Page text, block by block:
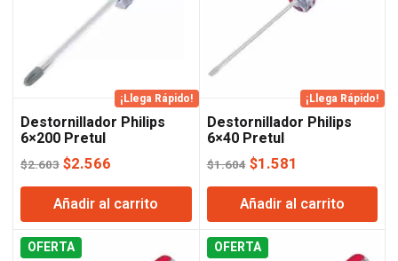
¡Llega Rápido!
Destornillador Philips
6×200 Pretul
$2.603 El
precio
original
era:
$2.603.
$2.566
precio
actual
es:
Añadir al carrito
¡Llega Rápido!
Destornillador Philips
6×40 Pretul
$1.604 El
precio
original
era:
$1.604.
$1.581
precio
actual
es:
Añadir al carrito
OFERTA OFERTA